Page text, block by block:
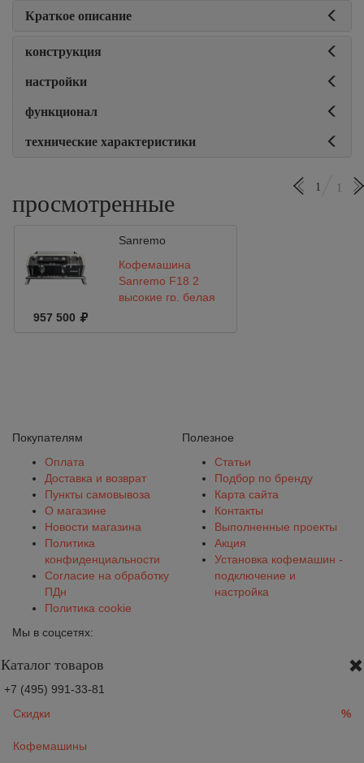
Краткое описание
конструкция
настройки
функционал
технические характеристики
просмотренные
1 1
Sanremo
Кофемашина
Sanremo F18 2
высокие гр. белая
957 500
Покупателям
Оплата
Доставка и возврат
Пункты самовывоза
О магазине
Новости магазина
Политика
конфиденциальности
Согласие на обработку
ПДн
Политика cookie
Полезное
Статьи
Подбор по бренду
Карта сайта
Контакты
Выполненные проекты
Акция
Установка кофемашин -
подключение и
настройка
Мы в соцсетях:
Каталог товаров
+7 (495) 991-33-81
Скидки
%
Кофемашины